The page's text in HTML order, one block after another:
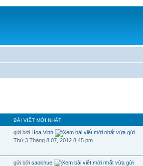
BÀI VIẾT MỚI NHẤT
gửi bởi Hoa Vinh
Thứ 3 Tháng 8 07, 2012 8:45 pm
gửi bởisaokhue